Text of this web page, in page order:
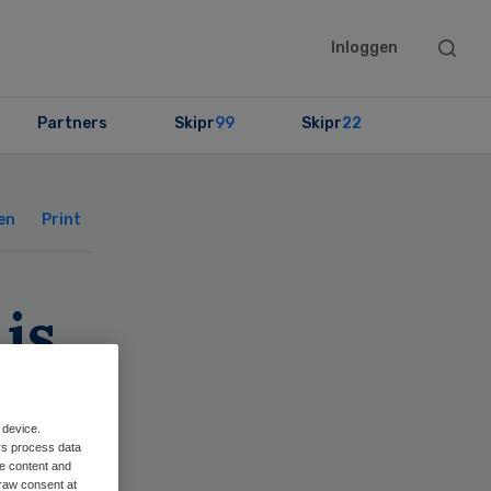
Inloggen
Search
Partners Skipr99 Skipr22
Print
process data
content and
consent at